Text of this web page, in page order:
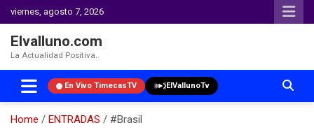
viernes, agosto 7, 2026
Elvalluno.com
La Actualidad Positiva.
En Vivo TimecasTV ElVallunoTv
Home ENTRADAS
#Brasil